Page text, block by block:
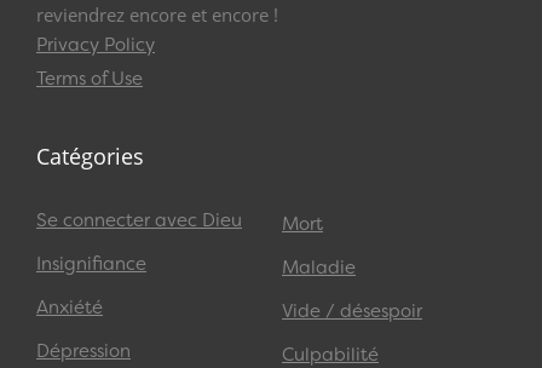
reviendrez encore et encore !
Privacy Policy
Terms of Use
Catégories
Se connecter avec Dieu
Insignifiance
Anxiété
Dépression
Mort
Maladie
Vide / désespoir
Culpabilité